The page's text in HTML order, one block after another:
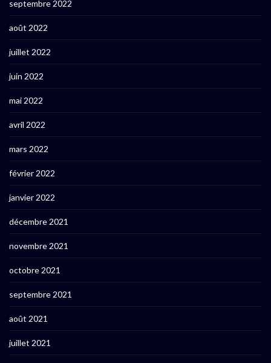
septembre 2022
août 2022
juillet 2022
juin 2022
mai 2022
avril 2022
mars 2022
février 2022
janvier 2022
décembre 2021
novembre 2021
octobre 2021
septembre 2021
août 2021
juillet 2021